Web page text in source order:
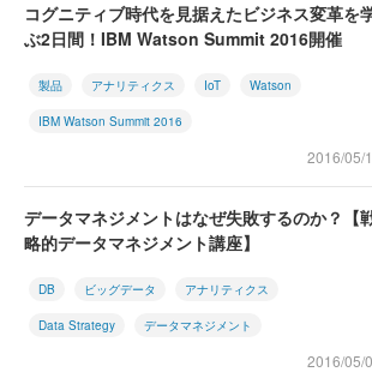
コグニティブ時代を見据えたビジネス変革を
ぶ2日間！IBM Watson Summit 2016開催
製品 アナリティクス IoT Watson
IBM Watson Summit 2016
2016/05/
データマネジメントはなぜ失敗するのか？【
略的データマネジメント講座】
DB ビッグデータ アナリティクス
Data Strategy データマネジメント
2016/05/